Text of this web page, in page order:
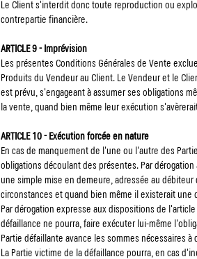
Le Client s'interdit donc toute reproduction ou
contrepartie financière.
ARTICLE 9 - Imprévision
Les présentes Conditions Générales de Vente
Produits du Vendeur au Client. Le Vendeur et le
est prévu, s'engageant à assumer ses obligations
la vente, quand bien même leur exécution
ARTICLE 10 - Exécution forcée en nature
En cas de manquement de l'une ou l'autre des
obligations découlant des présentes. Par
une simple mise en demeure, adressée au
circonstances et quand bien même il existerait
Par dérogation expresse aux dispositions de
défaillance ne pourra, faire exécuter lui-même
Partie défaillante avance les sommes nécessaires à
La Partie victime de la défaillance pourra, en cas